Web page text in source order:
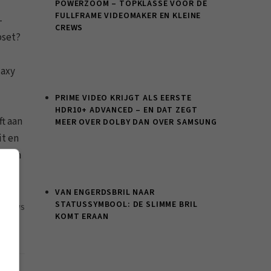
aan
en
VIEWS
POWERZOOM – TOPKLASSE VOOR DE
FULLFRAME VIDEOMAKER EN KLEINE
CREWS
PRIME VIDEO KRIJGT ALS EERSTE
HDR10+ ADVANCED – EN DAT ZEGT
MEER OVER DOLBY DAN OVER SAMSUNG
VAN ENGERDSBRIL NAAR
STATUSSYMBOOL: DE SLIMME BRIL
KOMT ERAAN